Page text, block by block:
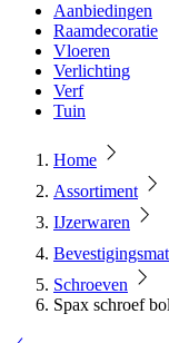
Aanbiedingen
Raamdecoratie
Vloeren
Verlichting
Verf
Tuin
Home
Assortiment
IJzerwaren
Schroeven
Spax schroef